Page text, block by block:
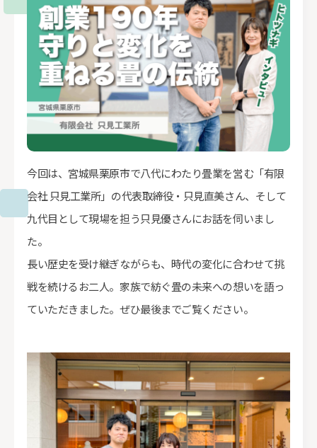
今回は、宮城県栗原市で八代にわたり畳業を営む「有限
会社 只見工業所」の代表取締役・只見直美さん、そして
九代目として現場を担う只見優さんにお話を伺いまし
た。
長い歴史を受け継ぎながらも、時代の変化に合わせて挑
戦を続けるお二人。家族で紡ぐ畳の未来への想いを語っ
ていただきました。ぜひ最後までご覧ください。